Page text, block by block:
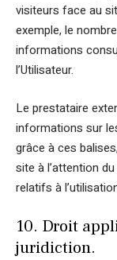
visiteurs face au
exemple, le
informations
l’Utilisateur.
Le prestataire
informations sur
grâce à ces
site à l’attention
relatifs à
10. Droit
juridiction.